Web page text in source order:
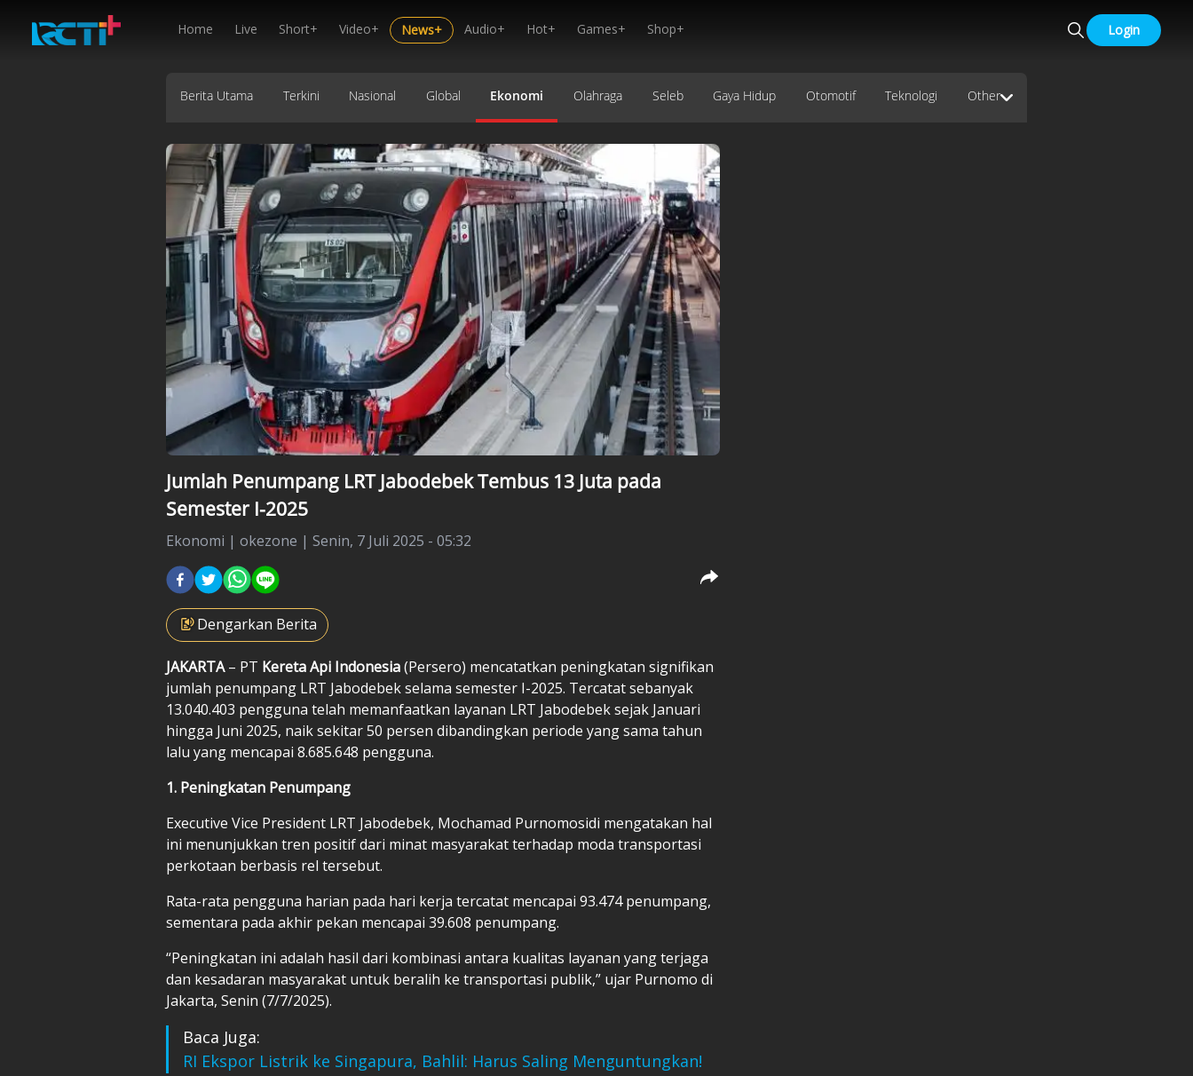
Home Live Short+ Video+ News+ Audio+ Hot+ Games+ Shop+ Login
Berita Utama Terkini Nasional Global Ekonomi Olahraga Seleb Gaya Hidup Otomotif Teknologi Other
Jumlah Penumpang LRT Jabodebek Tembus 13 Juta pada
Semester I-2025
Ekonomi | okezone | Senin, 7 Juli 2025 - 05:32
Dengarkan Berita
JAKARTA– PT Kereta Api Indonesia(Persero) mencatatkan peningkatan signifikan
jumlah penumpang LRT Jabodebek selama semester I-2025. Tercatat sebanyak
13.040.403 pengguna telah memanfaatkan layanan LRT Jabodebek sejak Januari
hingga Juni 2025, naik sekitar 50 persen dibandingkan periode yang sama tahun
lalu yang mencapai 8.685.648 pengguna.
1. Peningkatan Penumpang
Executive Vice President LRT Jabodebek, Mochamad Purnomosidi mengatakan hal
ini menunjukkan tren positif dari minat masyarakat terhadap moda transportasi
perkotaan berbasis rel tersebut.
Rata-rata pengguna harian pada hari kerja tercatat mencapai 93.474 penumpang,
sementara pada akhir pekan mencapai 39.608 penumpang.
“Peningkatan ini adalah hasil dari kombinasi antara kualitas layanan yang terjaga
dan kesadaran masyarakat untuk beralih ke transportasi publik,” ujar Purnomo di
Jakarta, Senin (7/7/2025).
Baca Juga:
RI Ekspor Listrik ke Singapura, Bahlil: Harus Saling Menguntungkan!